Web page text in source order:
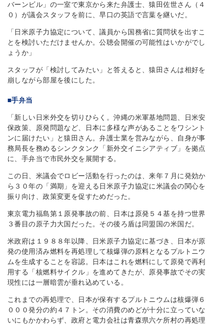
バーンビル」の一室で東京から来た弁護士、猿田佐世さん（４
０）が議会スタッフを前に、早口の英語で言葉を継いだ。
「日米原子力協定について、議員から国務省に質問状を出すこ
とを検討いただけませんか。公聴会開催の可能性はいかがでし
ょうか」
スタッフが「検討してみたい」と答えると、猿田さんは相好を
崩しながら部屋を後にした。
■手弁当
「新しい日米外交を切りひらく。沖縄の米軍基地問題、日米安
保政策、原発問題など、日本に多様な声があることをワシント
ンに届けたい」と猿田さん。弁護士業を営みながら、自身が事
務局長を務めるシンクタンク「新外交イニシアティブ」を拠点
に、手弁当で市民外交を展開する。
この日、米議会でロビー活動を行ったのは、来年７月に発効か
ら３０年の「満期」を迎える日米原子力協定に米議会の関心を
振り向け、政策変更を促すためだった。
東京電力福島第１原発事故の前、日本は原発５４基を持つ世界
３番目の原子力大国だった。その後ろ盾は同盟国の米国だ。
米政府は１９８８年以降、日米原子力協定に基づき、日本が原
発の使用済み燃料を再処理して核爆弾の原料となるプルトニウ
ムを生成することを容認。日本はこれを燃料にして原発で再利
用する「核燃料サイクル」を進めてきたが、原発事故でその実
現性には一層暗雲が垂れ込めている。
これまでの再処理で、日本が保有するプルトニウムは核爆弾６
０００発分の約４７トン。その消費のめどが十分に立っていな
いにもかかわらず、政府と電力会社は青森県六ケ所村の再処理